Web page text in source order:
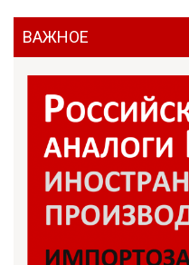
ВАЖНОЕ